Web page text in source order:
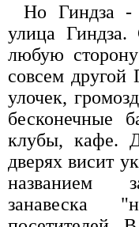
Но Гиндза -
улица
любую
совсем другой
улочек,
бесконечные
клубы, кафе.
дверях висит
названием
занавеска